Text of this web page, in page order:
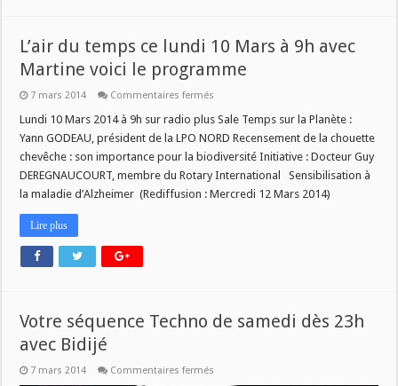
L’air du temps ce lundi 10 Mars à 9h avec
Martine voici le programme
7 mars 2014 Commentaires fermés
du
ce
lundi
10
Mars
9h
Lundi 10 Mars 2014 à 9h sur radio plus Sale Temps sur la Planète :
Yann GODEAU, président de la LPO NORD Recensement de la chouette
chevêche : son importance pour la biodiversité Initiative : Docteur Guy
DEREGNAUCOURT, membre du Rotary International Sensibilisation à
la maladie d’Alzheimer (Rediffusion : Mercredi 12 Mars 2014)
Lire plus
Votre séquence Techno de samedi dès 23h
avec Bidijé
7 mars 2014 Commentaires fermés